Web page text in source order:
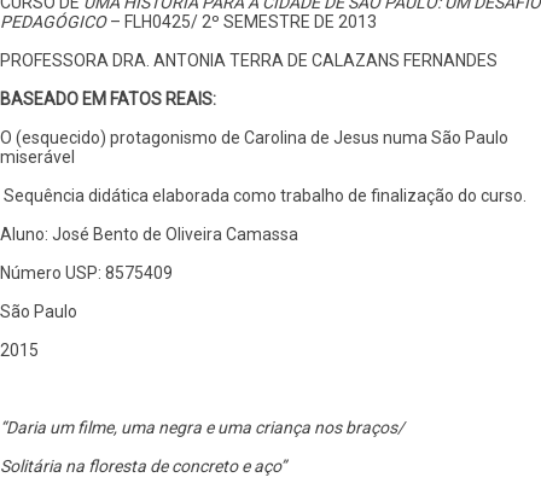
numa
Paulo
PEDAGÓGICO– FLH0425/ 2º SEMESTRE DE 2013
PROFESSORA DRA. ANTONIA TERRA DE CALAZANS FERNANDES
BASEADO EM FATOS REAIS:
O (esquecido) protagonismo de Carolina de Jesus numa São Paulo
miserável
Sequência didática elaborada como trabalho de finalização do curso.
Aluno: José Bento de Oliveira Camassa
Número USP: 8575409
São Paulo
2015
“Daria um filme, uma negra e uma criança nos braços/
Solitária na floresta de concreto e aço”